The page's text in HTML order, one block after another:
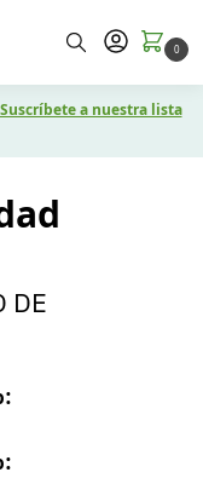
0
a nuestra lista
DE